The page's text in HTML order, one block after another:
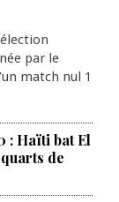
par le
match nul 1
: Haïti bat El
de